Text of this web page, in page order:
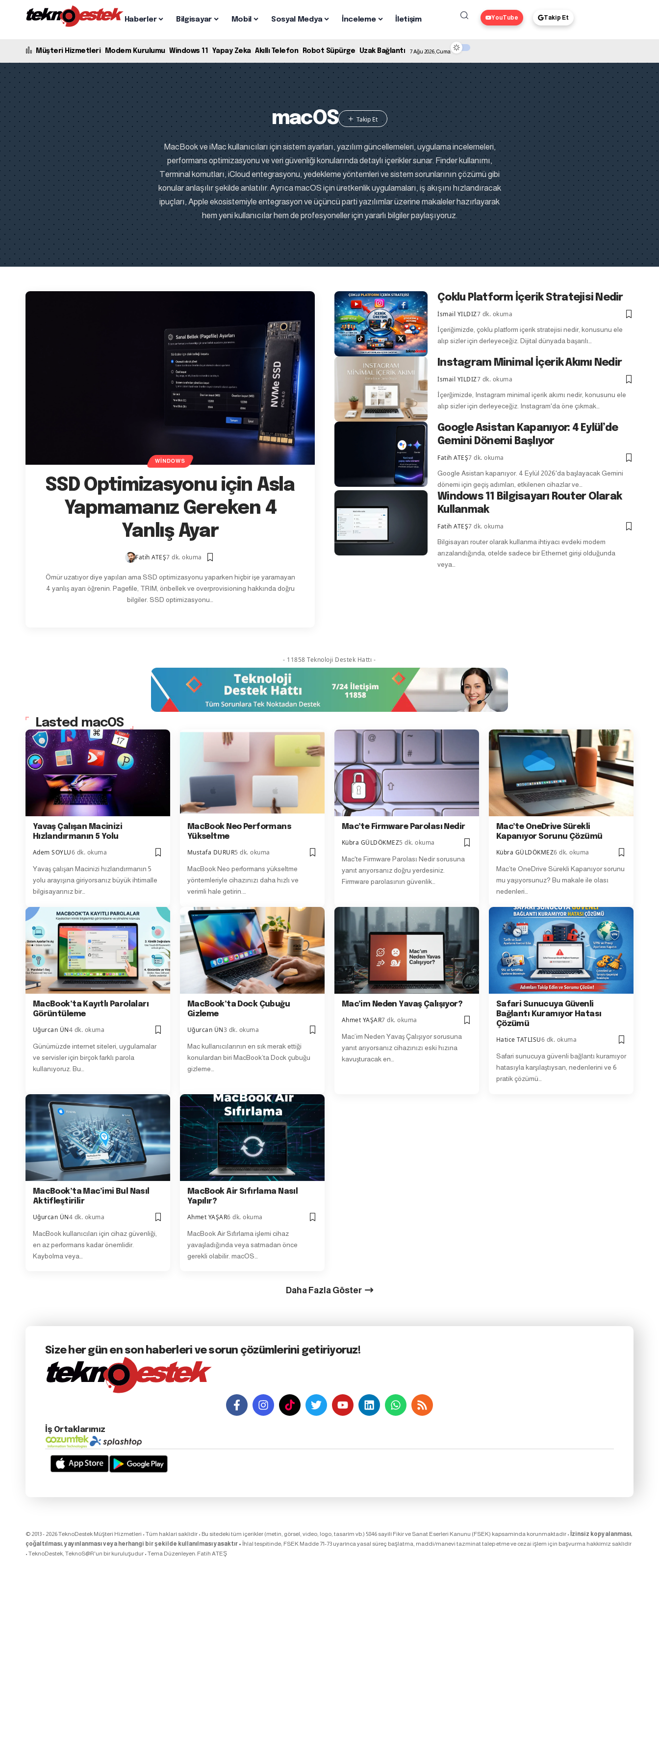
Haberler Bilgisayar Mobil Sosyal Medya İnceleme İletişim YouTube Takip Et
Müşteri Hizmetleri Modem Kurulumu Windows 11 Yapay Zeka Akıllı Telefon Robot Süpürge Uzak Bağlantı 7 Ağu 2026, Cuma
macOS
MacBook ve iMac kullanıcıları için sistem ayarları, yazılım güncellemeleri, uygulama incelemeleri,
performans optimizasyonu ve veri güvenliği konularında detaylı içerikler sunar. Finder kullanımı,
Terminal komutları, iCloud entegrasyonu, yedekleme yöntemleri ve sistem sorunlarının çözümü gibi
konular anlaşılır şekilde anlatılır. Ayrıca macOS için üretkenlik uygulamaları, iş akışını hızlandıracak
ipuçları, Apple ekosistemiyle entegrasyon ve üçüncü parti yazılımlar üzerine makaleler hazırlayarak
hem yeni kullanıcılar hem de profesyoneller için yararlı bilgiler paylaşıyoruz.
WINDOWS
SSD Optimizasyonu için Asla
Yapmamanız Gereken 4
Yanlış Ayar
Fatih ATEŞ7 dk. okuma
Ömür uzatıyor diye yapılan ama SSD optimizasyonu yaparken hiçbir işe yaramayan
4 yanlış ayarı öğrenin. Pagefile, TRIM, önbellek ve overprovisioning hakkında doğru
bilgiler. SSD optimizasyonu…
Çoklu Platform İçerik Stratejisi Nedir
İsmail YILDIZ7 dk. okuma
İçeriğimizde, çoklu platform içerik stratejisi nedir, konusunu ele
alıp sizler için derleyeceğiz. Dijital dünyada başarılı…
Instagram Minimal İçerik Akımı Nedir
İsmail YILDIZ7 dk. okuma
İçerğimizde, Instagram minimal içerik akımı nedir, konusunu ele
alıp sizler için derleyeceğiz. Instagram'da öne çıkmak…
Google Asistan Kapanıyor: 4 Eylül’de
Gemini Dönemi Başlıyor
Fatih ATEŞ7 dk. okuma
Google Asistan kapanıyor. 4 Eylül 2026'da başlayacak Gemini
dönemi için geçiş adımları, etkilenen cihazlar ve…
Windows 11 Bilgisayarı Router Olarak
Kullanmak
Fatih ATEŞ7 dk. okuma
Bilgisayarı router olarak kullanma ihtiyacı evdeki modem
arızalandığında, otelde sadece bir Ethernet girişi olduğunda
veya…
- 11858 Teknoloji Destek Hattı -
Lasted macOS
Yavaş Çalışan Macinizi
Hızlandırmanın 5 Yolu
Adem SOYLU6 dk. okuma
Yavaş çalışan Macinizi hızlandırmanın 5
yolu arayışına giriyorsanız büyük ihtimalle
bilgisayarınız bir…
MacBook Neo Performans
Yükseltme
Mustafa DURUR5 dk. okuma
MacBook Neo performans yükseltme
yöntemleriyle cihazınızı daha hızlı ve
verimli hale getirin.…
Mac’te Firmware Parolası Nedir
Kübra GÜLDÖKMEZ5 dk. okuma
Mac'te Firmware Parolası Nedir sorusuna
yanıt arıyorsanız doğru yerdesiniz.
Firmware parolasının güvenlik…
Mac’te OneDrive Sürekli
Kapanıyor Sorunu Çözümü
Kübra GÜLDÖKMEZ6 dk. okuma
Mac’te OneDrive Sürekli Kapanıyor sorunu
mu yaşıyorsunuz? Bu makale ile olası
nedenleri…
MacBook’ta Kayıtlı Parolaları
Görüntüleme
Uğurcan ÜN4 dk. okuma
Günümüzde internet siteleri, uygulamalar
ve servisler için birçok farklı parola
kullanıyoruz. Bu…
MacBook’ta Dock Çubuğu
Gizleme
Uğurcan ÜN3 dk. okuma
Mac kullanıcılarının en sık merak ettiği
konulardan biri MacBook’ta Dock çubuğu
gizleme…
Mac’im Neden Yavaş Çalışıyor?
Ahmet YAŞAR7 dk. okuma
Mac’im Neden Yavaş Çalışıyor sorusuna
yanıt arıyorsanız cihazınızı eski hızına
kavuşturacak en…
Safari Sunucuya Güvenli
Bağlantı Kuramıyor Hatası
Çözümü
Hatice TATLISU6 dk. okuma
Safari sunucuya güvenli bağlantı kuramıyor
hatasıyla karşılaştıysan, nedenlerini ve 6
pratik çözümü…
MacBook’ta Mac’imi Bul Nasıl
Aktifleştirilir
Uğurcan ÜN4 dk. okuma
MacBook kullanıcıları için cihaz güvenliği,
en az performans kadar önemlidir.
Kaybolma veya…
MacBook Air Sıfırlama Nasıl
Yapılır?
Ahmet YAŞAR6 dk. okuma
MacBook Air Sıfırlama işlemi cihaz
yavaşladığında veya satmadan önce
gerekli olabilir. macOS…
Daha Fazla Göster
Size her gün en son haberleri ve sorun çözümlerini getiriyoruz!
İş Ortaklarımız
© 2013 - 2026 TeknoDestek Müşteri Hizmetleri • Tüm hakları saklıdır • Bu sitedeki tüm içerikler (metin, görsel, video, logo, tasarım vb.) 5846 sayılı Fikir ve Sanat Eserleri Kanunu (FSEK) kapsamında korunmaktadır • İzinsiz kopyalanması,
çoğaltılması, yayınlanması veya herhangi bir şekilde kullanılması yasaktır • İhlal tespitinde; FSEK Madde 71-73 uyarınca yasal süreç başlatma, maddi/manevi tazminat talep etme ve cezai işlem için başvurma hakkımız saklıdır
• TeknoDestek, TeknoS@R'un bir kuruluşudur • Tema Düzenleyen: Fatih ATEŞ